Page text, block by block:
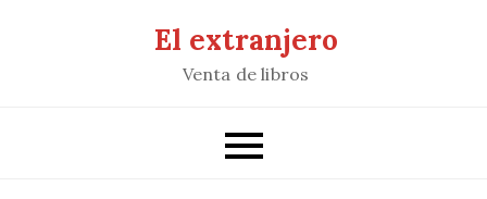
El extranjero
Venta de libros